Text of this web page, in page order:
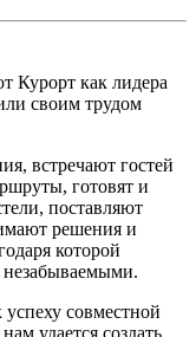
Курорт как лидера
своим трудом
встречают гостей
готовят и
поставляют
решения и
которой
незабываемыми.
совместной
удается создать